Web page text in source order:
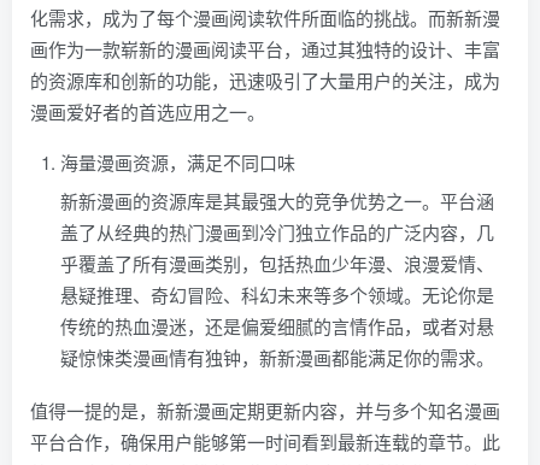
化需求，成为了每个漫画阅读软件所面临的挑战。而新新漫
画作为一款崭新的漫画阅读平台，通过其独特的设计、丰富
的资源库和创新的功能，迅速吸引了大量用户的关注，成为
漫画爱好者的首选应用之一。
海量漫画资源，满足不同口味
新新漫画的资源库是其最强大的竞争优势之一。平台涵
盖了从经典的热门漫画到冷门独立作品的广泛内容，几
乎覆盖了所有漫画类别，包括热血少年漫、浪漫爱情、
悬疑推理、奇幻冒险、科幻未来等多个领域。无论你是
传统的热血漫迷，还是偏爱细腻的言情作品，或者对悬
疑惊悚类漫画情有独钟，新新漫画都能满足你的需求。
值得一提的是，新新漫画定期更新内容，并与多个知名漫画
平台合作，确保用户能够第一时间看到最新连载的章节。此